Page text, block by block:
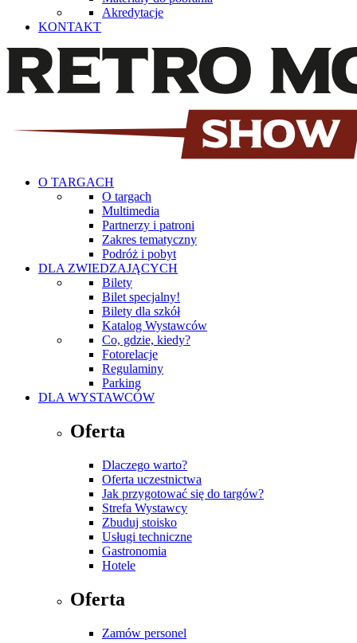
Akredytacje
KONTAKT
O TARGACH
O targach
Multimedia
Partnerzy i patroni
Zakres tematyczny
Podróż i pobyt
DLA ZWIEDZAJĄCYCH
Bilety
Bilet specjalny!
Bilety dla szkół
Katalog Wystawców
Co, gdzie, kiedy?
Fotorelacje
Regulaminy
Parking
DLA WYSTAWCÓW
Oferta
Dlaczego warto?
Oferta uczestnictwa
Jak przygotować się do targów?
Strefa Wystawcy
Zbuduj stoisko
Usługi techniczne
Gastronomia
Hotele
Oferta
Zamów personel